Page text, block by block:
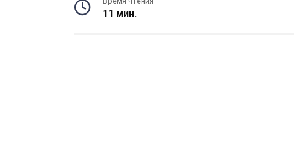
11 мин.